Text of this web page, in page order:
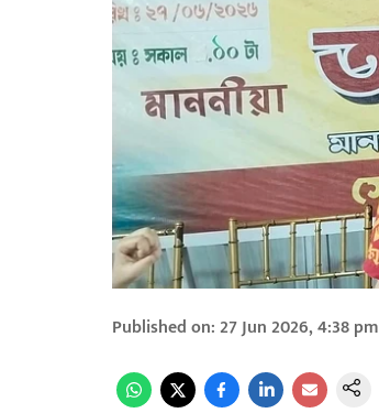
Published on:27 Jun 2026, 4:38 pm